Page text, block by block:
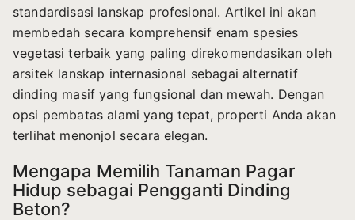
standardisasi lanskap profesional. Artikel ini akan
membedah secara komprehensif enam spesies
vegetasi terbaik yang paling direkomendasikan oleh
arsitek lanskap internasional sebagai alternatif
dinding masif yang fungsional dan mewah. Dengan
opsi pembatas alami yang tepat, properti Anda akan
terlihat menonjol secara elegan.
Mengapa Memilih Tanaman Pagar
Hidup sebagai Pengganti Dinding
Beton?